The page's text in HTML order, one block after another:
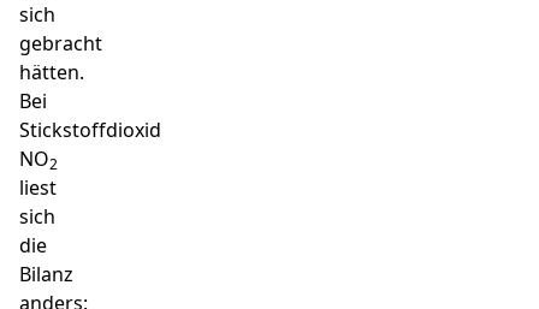
sich
gebracht
hätten.
Bei
Stickstoffdioxid
NO2
liest
sich
die
Bilanz
anders: